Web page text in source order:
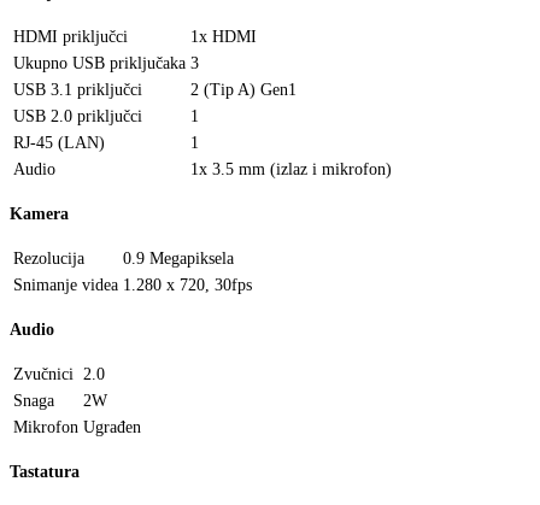
HDMI priključci
1x HDMI
Ukupno USB priključaka 3
USB 3.1 priključci
2 (Tip A) Gen1
USB 2.0 priključci
1
RJ-45 (LAN)
1
Audio
1x 3.5 mm (izlaz i mikrofon)
Kamera
Rezolucija
0.9 Megapiksela
Snimanje videa 1.280 x 720, 30fps
Audio
Zvučnici
2.0
Snaga
2W
Mikrofon Ugrađen
Tastatura